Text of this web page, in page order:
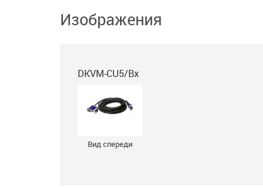
Изображения
DKVM-CU5/Bx
Вид спереди